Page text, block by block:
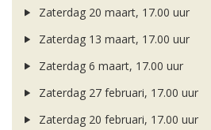
Zaterdag 20 maart, 17.00 uur
Zaterdag 13 maart, 17.00 uur
Zaterdag 6 maart, 17.00 uur
Zaterdag 27 februari, 17.00 uur
Zaterdag 20 februari, 17.00 uur